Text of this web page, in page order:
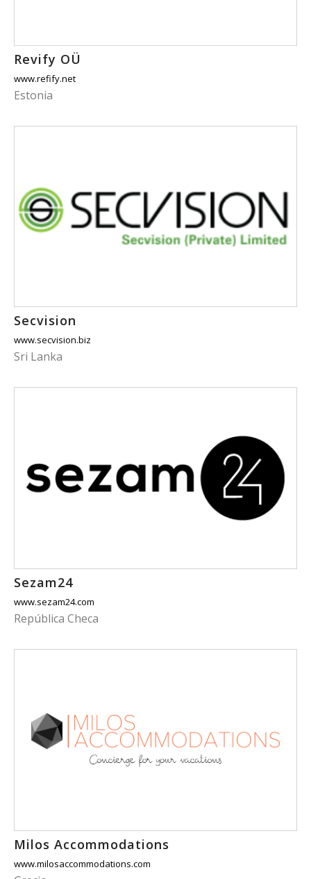
Revify OÜ
www.refify.net
Estonia
Secvision
www.secvision.biz
Sri Lanka
Sezam24
www.sezam24.com
República Checa
Milos Accommodations
www.milosaccommodations.com